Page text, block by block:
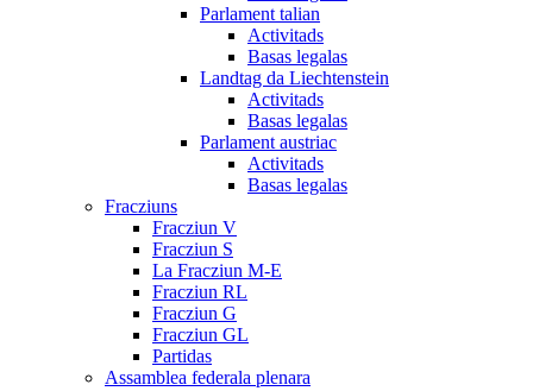
Parlament talian
Activitads
Basas legalas
Landtag da Liechtenstein
Activitads
Basas legalas
Parlament austriac
Activitads
Basas legalas
Fracziuns
Fracziun V
Fracziun S
La Fracziun M-E
Fracziun RL
Fracziun G
Fracziun GL
Partidas
Assamblea federala plenara